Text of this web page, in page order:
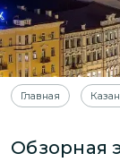
Главная
Обзорная